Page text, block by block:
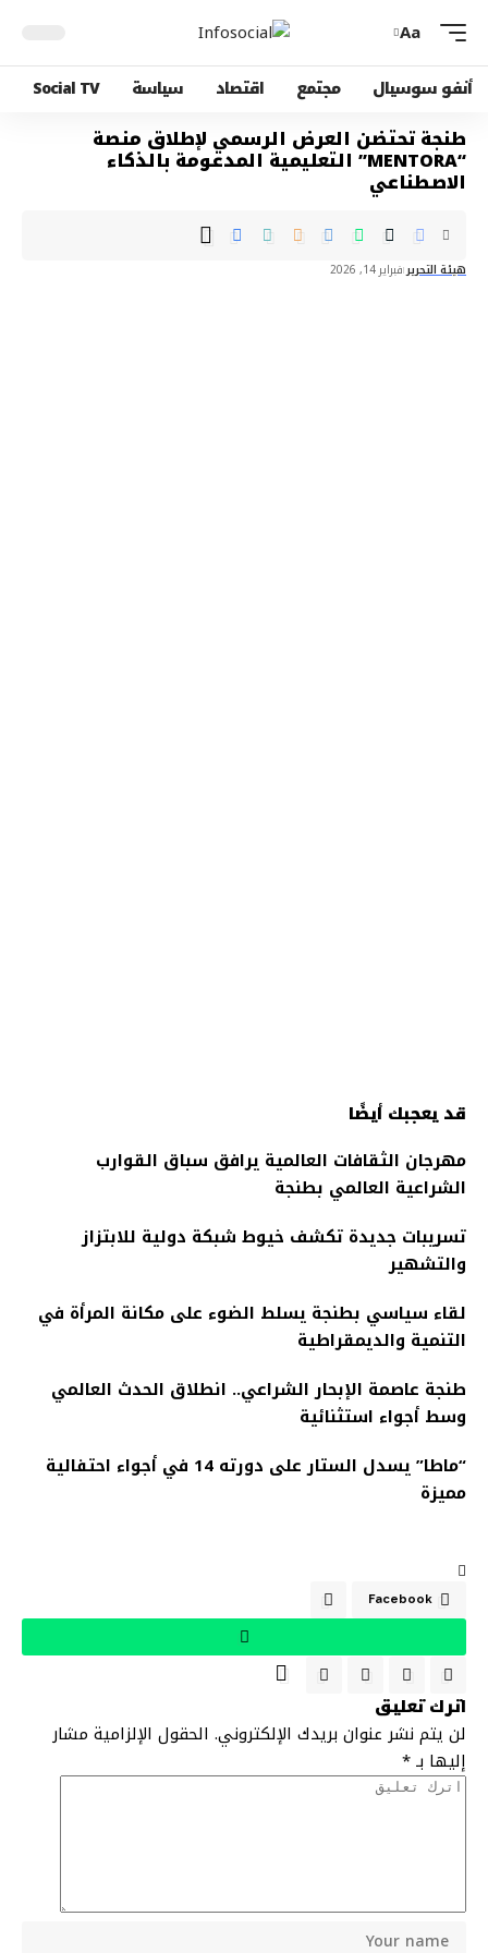
Aa
أنفو سوسيال مجتمع اقتصاد سياسة Social TV
طنجة تحتضن العرض الرسمي لإطلاق منصة
“MENTORA” التعليمية المدعومة بالذكاء
الاصطناعي
هيئة التحرير فبراير 14, 2026
قد يعجبك أيضًا
مهرجان الثقافات العالمية يرافق سباق القوارب
الشراعية العالمي بطنجة
تسريبات جديدة تكشف خيوط شبكة دولية للابتزاز
والتشهير
لقاء سياسي بطنجة يسلط الضوء على مكانة المرأة في
التنمية والديمقراطية
طنجة عاصمة الإبحار الشراعي.. انطلاق الحدث العالمي
وسط أجواء استثنائية
“ماطا” يسدل الستار على دورته 14 في أجواء احتفالية
مميزة
Facebook
اترك تعليق
لن يتم نشر عنوان بريدك الإلكتروني. الحقول الإلزامية مشار
إليها بـ*